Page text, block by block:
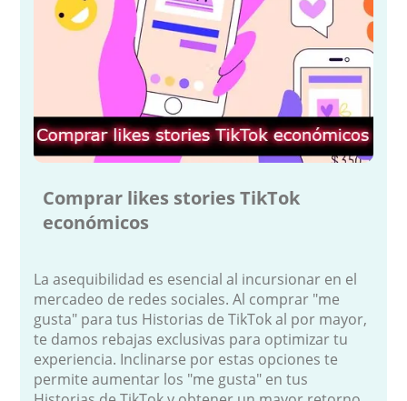
Comprar likes stories TikTok
económicos
La asequibilidad es esencial al incursionar en el
mercadeo de redes sociales. Al comprar "me
gusta" para tus Historias de TikTok al por mayor,
te damos rebajas exclusivas para optimizar tu
experiencia. Inclinarse por estas opciones te
permite aumentar los "me gusta" en tus